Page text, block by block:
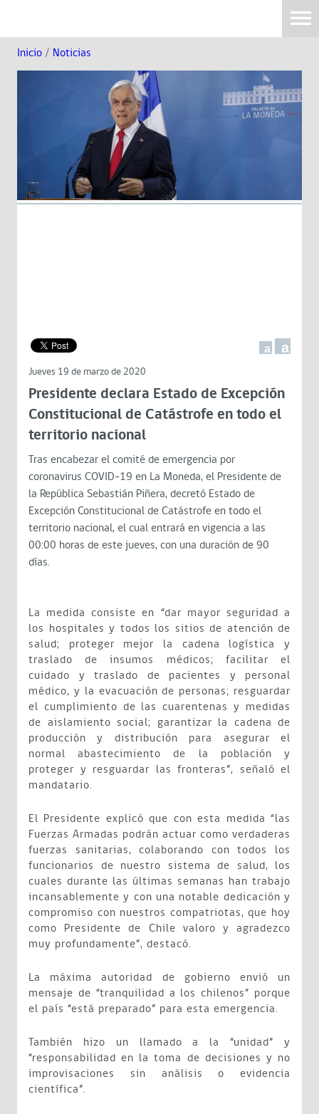
Inicio / Noticias
a a
Jueves 19 de marzo de 2020
Presidente declara Estado de Excepción
Constitucional de Catástrofe en todo el
territorio nacional
Tras encabezar el comité de emergencia por
coronavirus COVID-19 en La Moneda, el Presidente de
la República Sebastián Piñera, decretó Estado de
Excepción Constitucional de Catástrofe en todo el
territorio nacional, el cual entrará en vigencia a las
00:00 horas de este jueves, con una duración de 90
días.
La medida consiste en “dar mayor seguridad a
los hospitales y todos los sitios de atención de
salud; proteger mejor la cadena logística y
traslado de insumos médicos; facilitar el
cuidado y traslado de pacientes y personal
médico, y la evacuación de personas; resguardar
el cumplimiento de las cuarentenas y medidas
de aislamiento social; garantizar la cadena de
producción y distribución para asegurar el
normal abastecimiento de la población y
proteger y resguardar las fronteras”, señaló el
mandatario.
El Presidente explicó que con esta medida “las
Fuerzas Armadas podrán actuar como verdaderas
fuerzas sanitarias, colaborando con todos los
funcionarios de nuestro sistema de salud, los
cuales durante las últimas semanas han trabajo
incansablemente y con una notable dedicación y
compromiso con nuestros compatriotas, que hoy
como Presidente de Chile valoro y agradezco
muy profundamente”, destacó.
La máxima autoridad de gobierno envió un
mensaje de “tranquilidad a los chilenos” porque
el país “está preparado” para esta emergencia.
También hizo un llamado a la “unidad” y
“responsabilidad en la toma de decisiones y no
improvisaciones sin análisis o evidencia
científica”.